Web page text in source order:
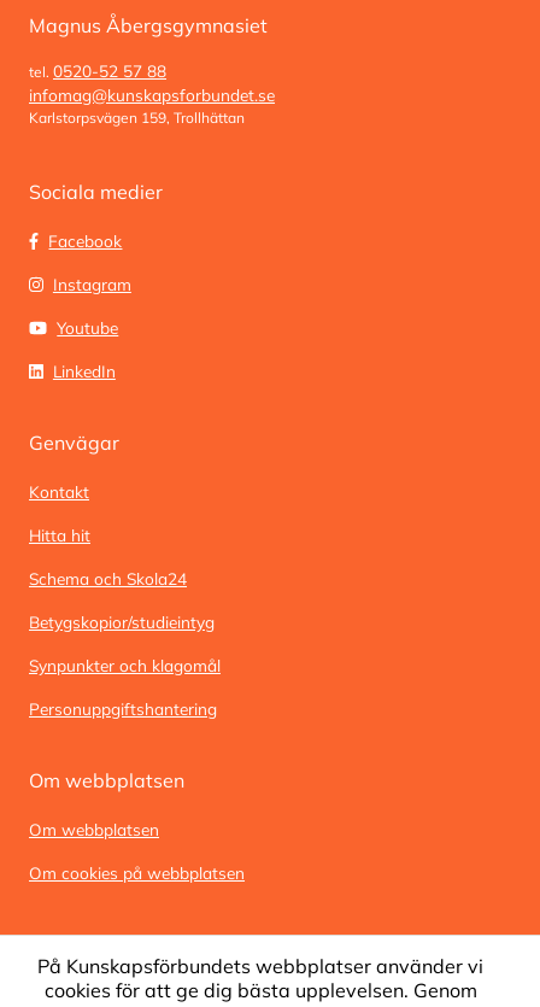
Magnus Åbergsgymnasiet
tel. 0520-52 57 88
infomag@kunskapsforbundet.se
Karlstorpsvägen 159, Trollhättan
Sociala medier
Facebook
Instagram
Youtube
LinkedIn
Genvägar
Kontakt
Hitta hit
Schema och Skola24
Betygskopior/studieintyg
Synpunkter och klagomål
Personuppgiftshantering
Om webbplatsen
Om webbplatsen
Om cookies på webbplatsen
På Kunskapsförbundets webbplatser använder vi
cookies för att ge dig bästa upplevelsen. Genom